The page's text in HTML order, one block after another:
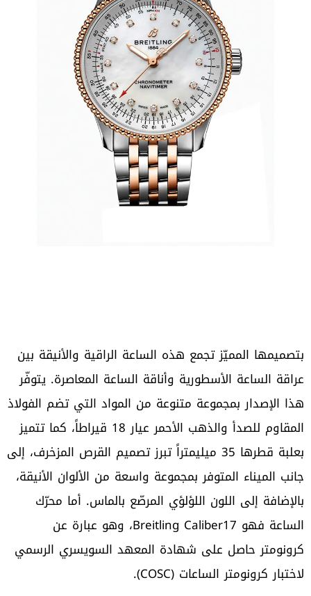
بتصميمها المميّز تجمع هذه الساعة الراقية والأنيقة بين
عراقة الساعة الأسطورية وأناقة الساعة المعاصرة. يتوفّر
هذا الإصدار بمجموعة متنوعة من المواد التي تضم الفولاذ
المقاوم للصدأ والذهب الأحمر عيار 18 قيراطاً، كما تتميز
بعلبة قطرها 35 ميليمتراً تبرز تصميم القرص المزخرف، إلى
جانب الميناء المتوفر بمجموعة واسعة من الألوان الأنيقة،
بالإضافة إلى اللون اللؤلؤي المرصّع بالماس. أما محرّك
الساعة فهو Breitling Caliber17، وهو عبارة عن
كرونومتر حاصل على شهادة المعهد السويسري الرسمي
لاختبار كرونومتر الساعات (COSC).